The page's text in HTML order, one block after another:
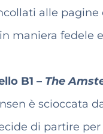
alle
maniera fedele
B1 – The
è scioccata
di partire